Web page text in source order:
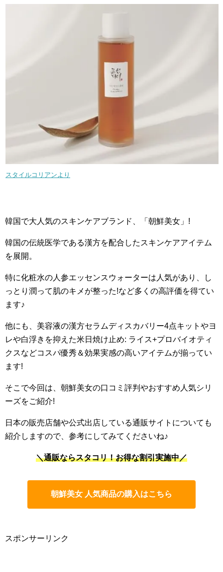
スタイルコリアンより
韓国で大人気のスキンケアブランド、「朝鮮美女」!
韓国の伝統医学である漢方を配合したスキンケアアイテム
を展開。
特に化粧水の人参エッセンスウォーターは人気があり、し
っとり潤って肌のキメが整った!など多くの高評価を得てい
ます♪
他にも、美容液の漢方セラムディスカバリー4点キットやヨ
レや白浮きを抑えた米日焼け止め: ライス+プロバイオティ
クスなどコスパ優秀＆効果実感の高いアイテムが揃ってい
ます!
そこで今回は、朝鮮美女の口コミ評判やおすすめ人気シリ
ーズをご紹介!
日本の販売店舗や公式出店している通販サイトについても
紹介しますので、参考にしてみてくださいね♪
＼通販ならスタコリ！お得な割引実施中／
朝鮮美女 人気商品の購入はこちら
スポンサーリンク